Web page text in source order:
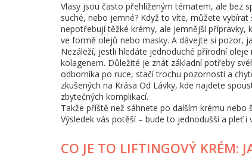
Vlasy jsou často přehlíženým tématem, ale bez
suché, nebo jemné? Když to víte, můžete
nepotřebují těžké krémy, ale jemnější přípravky,
ve formě olejů nebo masky. A dávejte si pozor,
Nezáleží, jestli hledáte jednoduché přírodní
kolagenem. Důležité je znát základní potřeby
odborníka po ruce, stačí trochu pozornosti a
zkušených na Krása Od Lávky, kde najdete
zbytečných komplikací.
Takže příště než sáhnete po dalším krému
Výsledek vás potěší – bude to jednodušší a pleť i
CO JE TO LIFTINGOVÝ KRÉM: